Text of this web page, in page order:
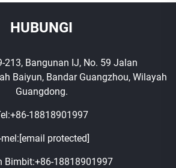
HUBUNGI
213, Bangunan IJ, No. 59 Jalan
Baiyun, Bandar Guangzhou, Wilayah
Guangdong.
+86-18818901997
mel:[email protected]
Bimbit:+86-18818901997